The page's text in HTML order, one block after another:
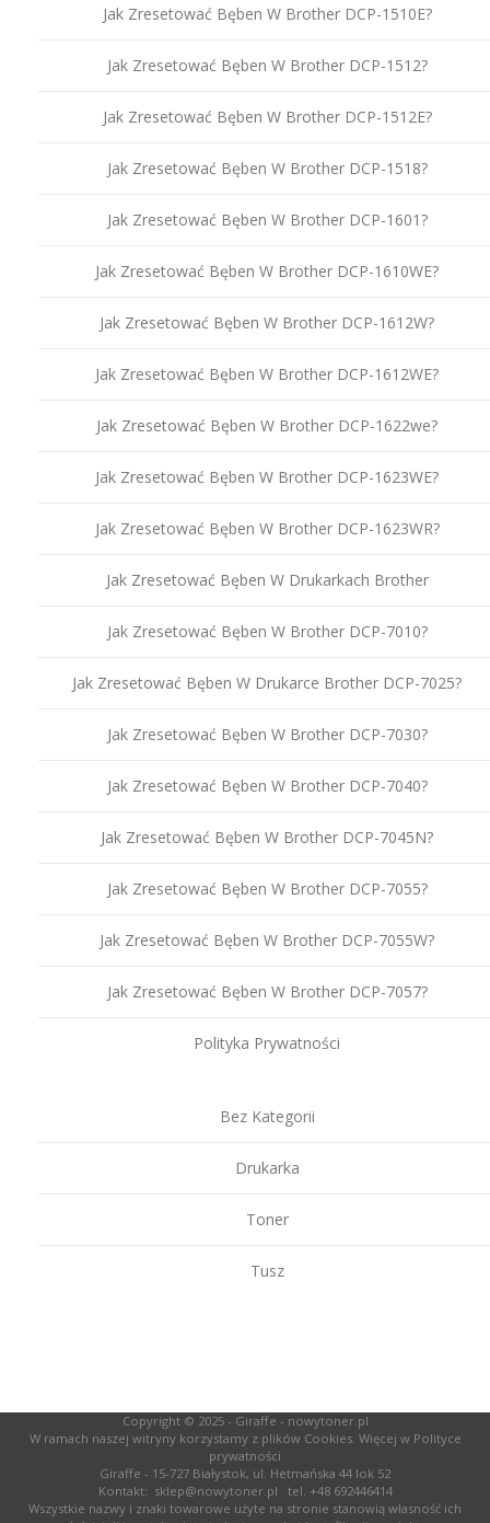
Jak Zresetować Bęben W Brother DCP-1510E?
Jak Zresetować Bęben W Brother DCP-1512?
Jak Zresetować Bęben W Brother DCP-1512E?
Jak Zresetować Bęben W Brother DCP-1518?
Jak Zresetować Bęben W Brother DCP-1601?
Jak Zresetować Bęben W Brother DCP-1610WE?
Jak Zresetować Bęben W Brother DCP-1612W?
Jak Zresetować Bęben W Brother DCP-1612WE?
Jak Zresetować Bęben W Brother DCP-1622we?
Jak Zresetować Bęben W Brother DCP-1623WE?
Jak Zresetować Bęben W Brother DCP-1623WR?
Jak Zresetować Bęben W Drukarkach Brother
Jak Zresetować Bęben W Brother DCP-7010?
Jak Zresetować Bęben W Drukarce Brother DCP-7025?
Jak Zresetować Bęben W Brother DCP-7030?
Jak Zresetować Bęben W Brother DCP-7040?
Jak Zresetować Bęben W Brother DCP-7045N?
Jak Zresetować Bęben W Brother DCP-7055?
Jak Zresetować Bęben W Brother DCP-7055W?
Jak Zresetować Bęben W Brother DCP-7057?
Polityka Prywatności
Bez Kategorii
Drukarka
Toner
Tusz
Copyright © 2025 - Giraffe - nowytoner.pl
W ramach naszej witryny korzystamy z plików Cookies. Więcej w Polityce
prywatności
Giraffe - 15-727 Białystok, ul. Hetmańska 44 lok 52
Kontakt: sklep@nowytoner.pl tel. +48 692446414
Wszystkie nazwy i znaki towarowe użyte na stronie stanowią własność ich